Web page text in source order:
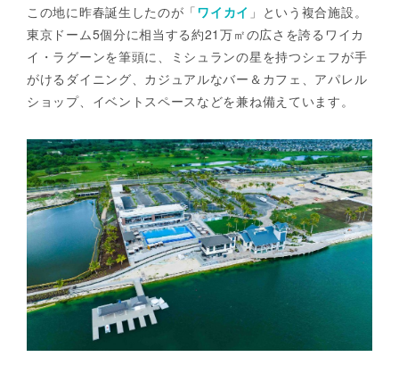
この地に昨春誕生したのが「ワイカイ 」という複合施設。
東京ドーム5個分に相当する約21万㎡の広さを誇るワイカ
イ・ラグーンを筆頭に、ミシュランの星を持つシェフが手
がけるダイニング、カジュアルなバー＆カフェ、アパレル
ショップ、イベントスペースなどを兼ね備えています。